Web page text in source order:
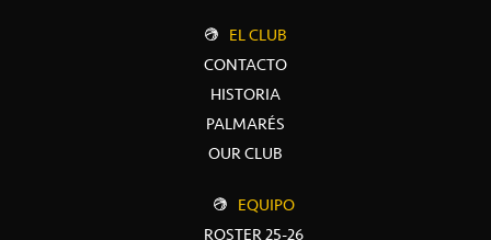
EL CLUB
CONTACTO
HISTORIA
PALMARÉS
OUR CLUB
EQUIPO